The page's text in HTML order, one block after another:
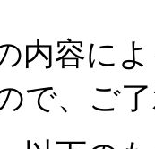
内容に
で、ご